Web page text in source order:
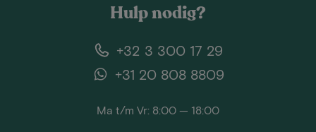
Hulp nodig?
+32 3 300 17 29
+31 20 808 8809
Ma t/m Vr: 8:00 — 18:00